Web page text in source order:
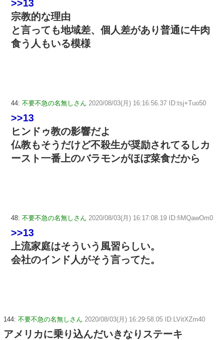
>>13
宗教的な理由
と言っても地域差、個人差があり普通に牛肉
食う人もいる模様
44: 不要不急の名無しさん 2020/08/03(月) 16:16:56.37 ID:tsj+Tuo50
>>13
ヒンドゥ教の影響だよ
仏教もそうだけど不殺生が奨励されてるしカ
ースト一番上のバラモンがほぼ菜食だから
48: 不要不急の名無しさん 2020/08/03(月) 16:17:08.19 ID:fiMQawOm0
>>13
上流家庭はそういう風習らしい。
会社のインド人がそう言ってた。
144: 不要不急の名無しさん 2020/08/03(月) 16:29:58.05 ID:LVitXZm40
アメリカに乗り込んだいきなりステーキ